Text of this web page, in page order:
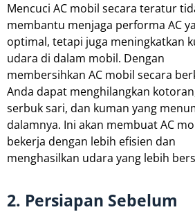
Mencuci AC mobil secara teratur
membantu menjaga performa AC
optimal, tetapi juga meningkatkan
udara di dalam mobil. Dengan
membersihkan AC mobil secara
Anda dapat menghilangkan
serbuk sari, dan kuman yang
dalamnya. Ini akan membuat AC
bekerja dengan lebih efisien dan
menghasilkan udara yang lebih
2. Persiapan Sebelum